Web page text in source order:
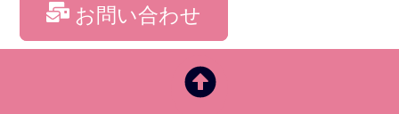
お問い合わせ